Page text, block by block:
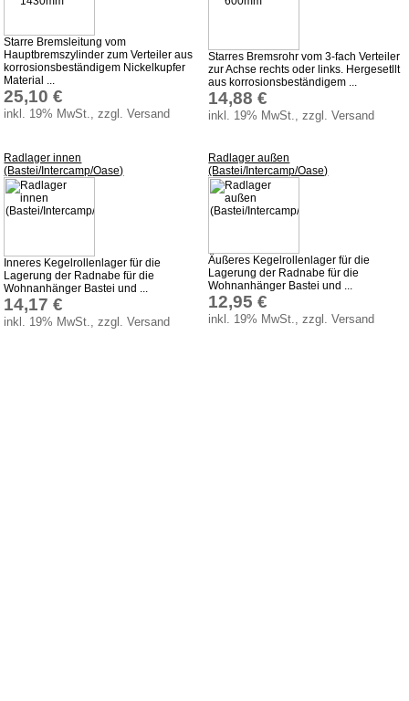
Suchfunktion
Warenkorb
Starre Bremsleitung vom
Hauptbremszylinder zum Verteiler aus
korrosionsbeständigem Nickelkupfer
Material ...
25,10 €
inkl. 19% MwSt., zzgl. Versand
Starres Bremsrohr vom 3-fach Verteiler
zur Achse rechts oder links. Hergesetllt
aus korrosionsbeständigem ...
14,88 €
inkl. 19% MwSt., zzgl. Versand
Radlager innen
(Bastei/Intercamp/Oase)
Inneres Kegelrollenlager für die
Lagerung der Radnabe für die
Wohnanhänger Bastei und ...
14,17 €
inkl. 19% MwSt., zzgl. Versand
Radlager außen
(Bastei/Intercamp/Oase)
Äußeres Kegelrollenlager für die
Lagerung der Radnabe für die
Wohnanhänger Bastei und ...
12,95 €
inkl. 19% MwSt., zzgl. Versand